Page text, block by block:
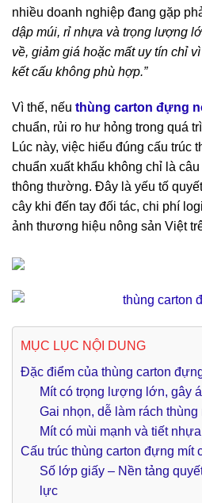
nhiều doanh nghiệp đang gặp
dập múi, rỉ nhựa và trọng lượng
về, giảm giá hoặc mất uy tín chỉ
kết cấu không phù hợp.”
Vì thế, nếu thùng carton đựng
chuẩn, rủi ro hư hỏng trong quá
Lúc này, việc hiểu đúng cấu trúc
chuẩn xuất khẩu không chỉ là
thông thường. Đây là yếu tố
cây khi đến tay đối tác, chi phí
ảnh thương hiệu nông sản Việt
MỤC LỤC NỘI DUNG
Đặc điểm của thùng carton
Mít có trọng lượng lớn, gây
Gai nhọn, dễ làm rách thùng
Mít có mùi mạnh và tiết nhựa
Cấu trúc thùng carton đựng mít
Số lớp giấy – Nền tảng
lực